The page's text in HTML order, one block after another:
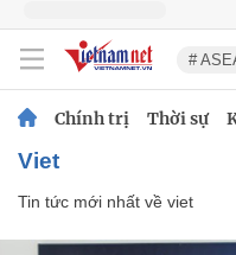
#
Chính trị Thời sự
viet
Tin tức mới nhất về viet